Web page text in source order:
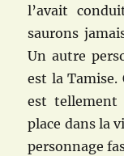
l’avait
saurons
Un autre
est la Tamise.
est tellement
place dans la
personnage